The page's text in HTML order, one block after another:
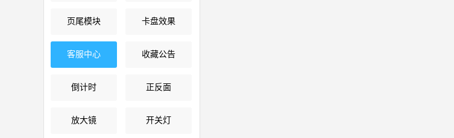
页尾模块 卡盘效果
客服中心 收藏公告
倒计时 正反面
放大镜 开关灯